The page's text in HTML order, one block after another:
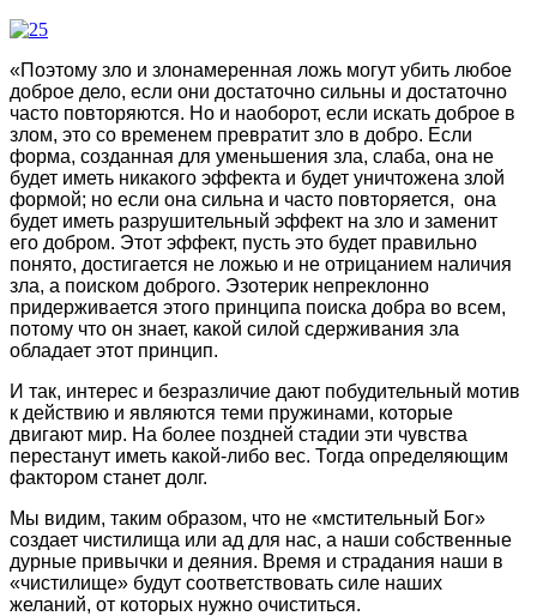
«Поэтому зло и злонамеренная ложь могут убить любое
доброе дело, если они достаточно сильны и достаточно
часто повторяются. Но и наоборот, если искать доброе в
злом, это со временем превратит зло в добро. Если
форма, созданная для уменьшения зла, слаба, она не
будет иметь никакого эффекта и будет уничтожена злой
формой; но если она сильна и часто повторяется, она
будет иметь разрушительный эффект на зло и заменит
его добром. Этот эффект, пусть это будет правильно
понято, достигается не ложью и не отрицанием наличия
зла, а поиском доброго. Эзотерик непреклонно
придерживается этого принципа поиска добра во всем,
потому что он знает, какой силой сдерживания зла
обладает этот принцип.
И так, интерес и безразличие дают побудительный мотив
к действию и являются теми пружинами, которые
двигают мир. На более поздней стадии эти чувства
перестанут иметь какой-либо вес. Тогда определяющим
фактором станет долг.
Мы видим, таким образом, что не «мстительный Бог»
создает чистилища или ад для нас, а наши собственные
дурные привычки и деяния. Время и страдания наши в
«чистилище» будут соответствовать силе наших
желаний, от которых нужно очиститься.